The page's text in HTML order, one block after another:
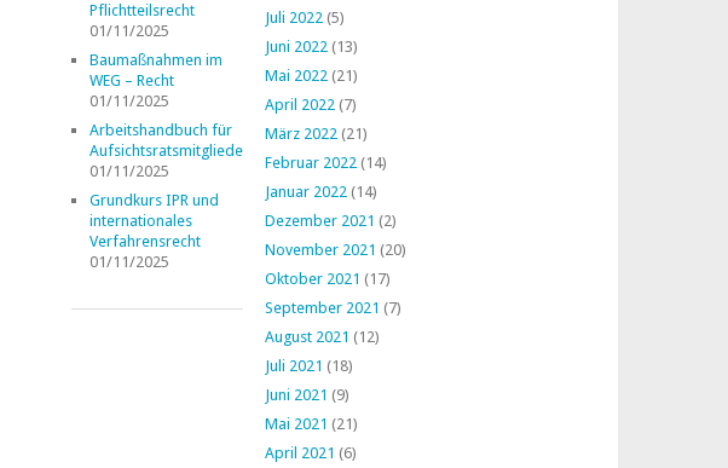
Pflichtteilsrecht
01/11/2025
Baumaßnahmen im
WEG – Recht
01/11/2025
Arbeitshandbuch für
Aufsichtsratsmitglieder
01/11/2025
Grundkurs IPR und
internationales
Verfahrensrecht
01/11/2025
Juli 2022 (5)
Juni 2022 (13)
Mai 2022 (21)
April 2022 (7)
März 2022 (21)
Februar 2022 (14)
Januar 2022 (14)
Dezember 2021 (2)
November 2021 (20)
Oktober 2021 (17)
September 2021 (7)
August 2021 (12)
Juli 2021 (18)
Juni 2021 (9)
Mai 2021 (21)
April 2021 (6)